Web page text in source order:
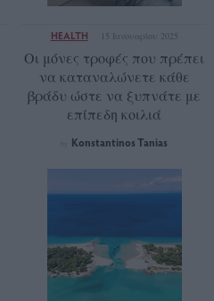
HEALTH 15 Ιανουαρίου 2025
Οι μόνες τροφές που πρέπει
να καταναλώνετε κάθε
βράδυ ώστε να ξυπνάτε με
επίπεδη κοιλιά
Konstantinos Tanias